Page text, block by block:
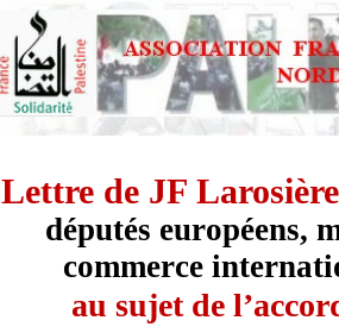
Lettre de JF Larosière
députés européens,
commerce
au sujet de